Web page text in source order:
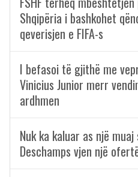
Shqipëria i bashkohet
qeverisjen e FIFA-s
I befasoi të gjithë me
Vinicius Junior merr
ardhmen
Nuk ka kaluar as një muaj
Deschamps vjen një